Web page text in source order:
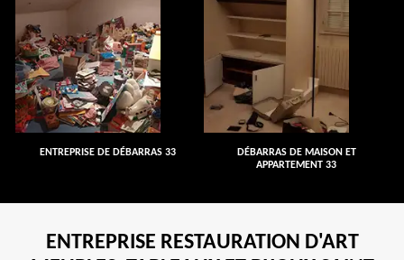
ENTREPRISE DE DÉBARRAS 33
DÉBARRAS DE MAISON ET
APPARTEMENT 33
ENTREPRISE RESTAURATION D'ART